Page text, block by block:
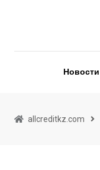
Новости
allcreditkz.com